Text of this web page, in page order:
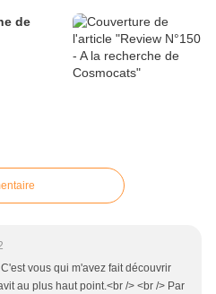
de
vous qui m'avez fait découvrir
au plus haut point.<br /> <br /> Par